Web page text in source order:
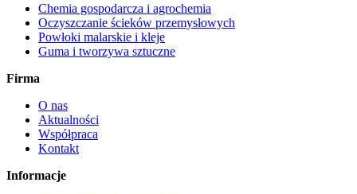
Chemia gospodarcza i agrochemia
Oczyszczanie ścieków przemysłowych
Powłoki malarskie i kleje
Guma i tworzywa sztuczne
Firma
O nas
Aktualności
Współpraca
Kontakt
Informacje